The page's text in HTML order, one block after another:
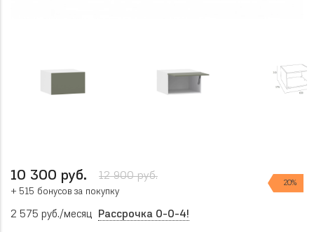
10 300 руб. 12 900 руб.
20%
+ 515 бонусов за покупку
2 575 руб./месяц Рассрочка 0-0-4!